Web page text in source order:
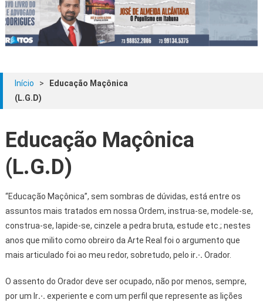
Início >
Educação Maçônica
(L.G.D)
Educação Maçônica
(L.G.D)
“Educação Maçônica”, sem sombras de dúvidas, está entre os
assuntos mais tratados em nossa Ordem, instrua-se, modele-se,
construa-se, lapide-se, cinzele a pedra bruta, estude etc.; nestes
anos que milito como obreiro da Arte Real foi o argumento que
mais articulado foi ao meu redor, sobretudo, pelo ir.·. Orador.
O assento do Orador deve ser ocupado, não por menos, sempre,
por um Ir.·. experiente e com um perfil que represente as lições